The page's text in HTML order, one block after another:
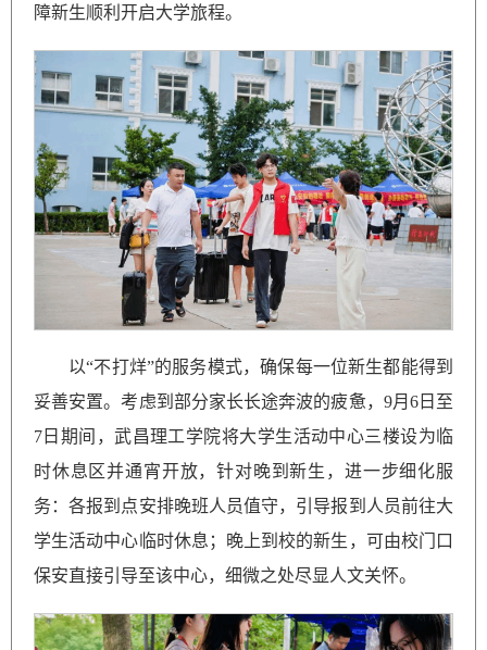
障新生顺利开启大学旅程。
以“不打烊”的服务模式，确保每一位新生都能得到
妥善安置。考虑到部分家长长途奔波的疲惫，9月6日至
7日期间，武昌理工学院将大学生活动中心三楼设为临
时休息区并通宵开放，针对晚到新生，进一步细化服
务：各报到点安排晚班人员值守，引导报到人员前往大
学生活动中心临时休息；晚上到校的新生，可由校门口
保安直接引导至该中心，细微之处尽显人文关怀。